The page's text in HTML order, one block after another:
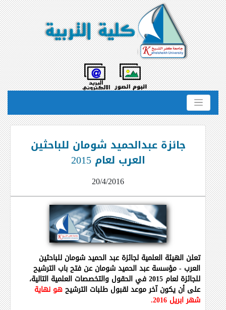
جائزة عبدالحميد شومان للباحثين
العرب لعام 2015
20/4/2016
تعلن الهيئة العلمية لجائزة عبد الحميد شومان للباحثين
العرب -مؤسسة عبد الحميد شومان عن فتح باب الترشيح
للجائزة لعام 2015 في الحقول والتخصصات العلمية التالية،
على أن يكون آخر موعد لقبول طلبات الترشيحهو نهاية
شهر ابريل 2016 .